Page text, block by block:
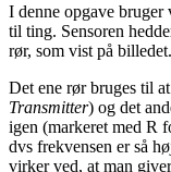
I denne opgave bruger
til ting. Sensoren
rør, som vist på billedet.
Det ene rør bruges til
Transmitter) og det
igen (markeret med R
dvs frekvensen er så
virker ved, at man